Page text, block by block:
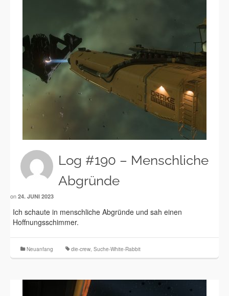
Log #190 – Menschliche
Abgründe
on 24. JUNI 2023
Ich schaute in menschliche Abgründe und sah einen
Hoffnungsschimmer.
Neuanfang die-crew, Suche-White-Rabbit